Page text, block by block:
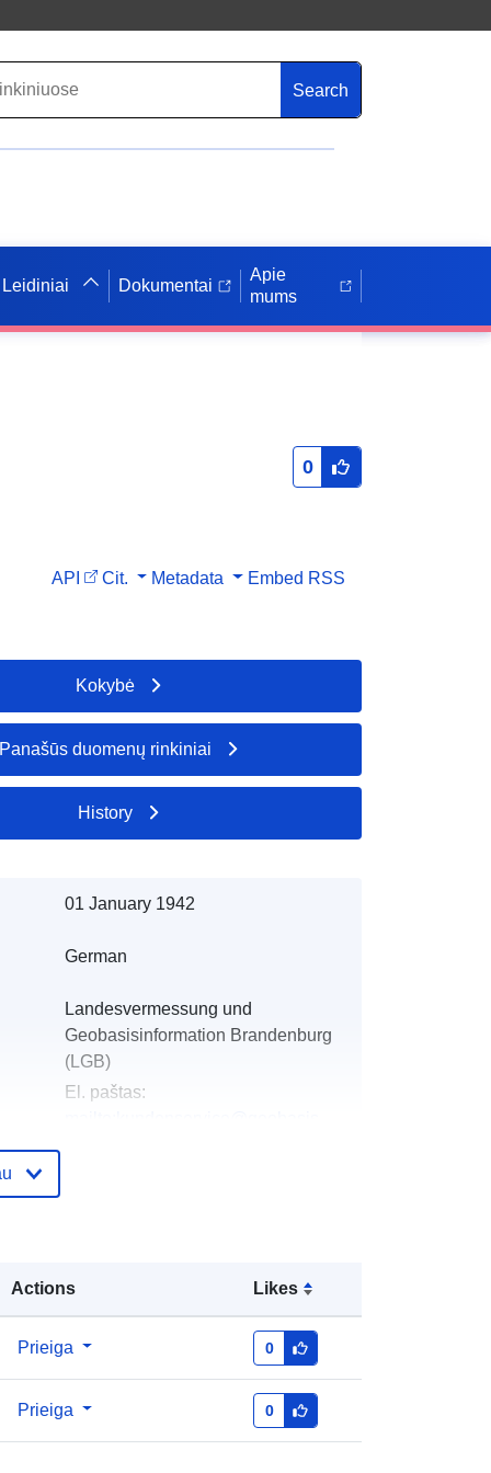
Search
Leidiniai Dokumentai
Apie
mums
0
API Cit. Metadata Embed RSS
Actions Likes
Prieiga 0
Prieiga 0
Kokybė
Panašūs duomenų rinkiniai
History
01 January 1942
German
Landesvermessung und
Geobasisinformation Brandenburg
(LGB)
El. paštas:
02 August 2026
Koordinatės:
14.16, 52.99 ], [ 14.16, 53.09 ] ]